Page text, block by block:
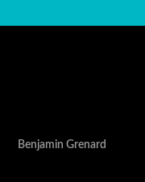
Benjamin Grenard